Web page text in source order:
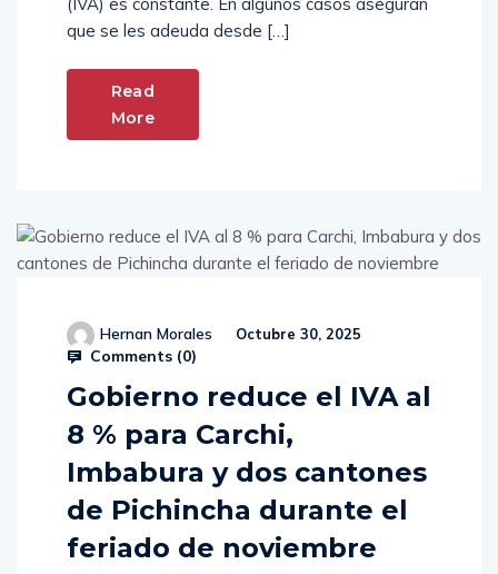
que se les adeuda desde […]
Read
More
Hernan Morales Octubre 30, 2025
Comments (0)
Gobierno reduce el IVA al
8 % para Carchi,
Imbabura y dos cantones
de Pichincha durante el
feriado de noviembre